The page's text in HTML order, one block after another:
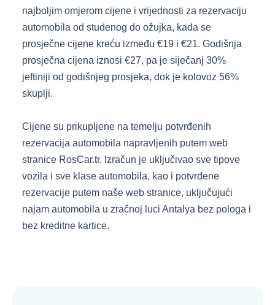
najboljim omjerom cijene i vrijednosti za rezervaciju
automobila od studenog do ožujka, kada se
prosječne cijene kreću između €19 i €21. Godišnja
prosječna cijena iznosi €27, pa je siječanj 30%
jeftiniji od godišnjeg prosjeka, dok je kolovoz 56%
skuplji.
Cijene su prikupljene na temelju potvrđenih
rezervacija automobila napravljenih putem web
stranice RosCar.tr. Izračun je uključivao sve tipove
vozila i sve klase automobila, kao i potvrđene
rezervacije putem naše web stranice, uključujući
najam automobila u zračnoj luci Antalya bez pologa i
bez kreditne kartice.